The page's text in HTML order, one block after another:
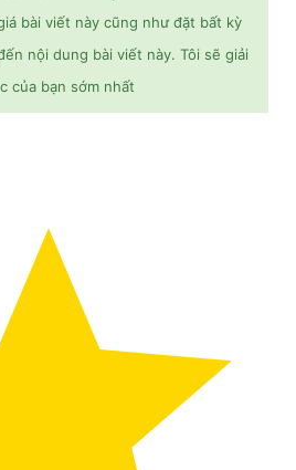
bài viết này cũng như đặt bất kỳ
nội dung bài viết này. Tôi sẽ giải
của bạn sớm nhất